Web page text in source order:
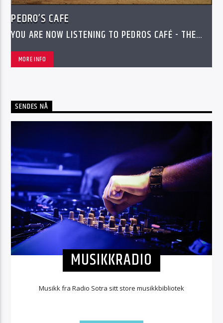
PEDRO’S CAFE
YOU ARE NOW LISTENING TO PEDROS CAFÉ - THE
MORE INFO
SENDES NÅ
MUSIKKRADIO
Musikk fra Radio Sotra sitt store musikkbibliotek